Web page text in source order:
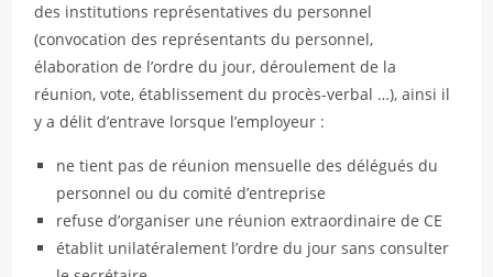
des institutions représentatives du personnel
(convocation des représentants du personnel,
élaboration de l’ordre du jour, déroulement de la
réunion, vote, établissement du procès-verbal …), ainsi il
y a délit d’entrave lorsque l’employeur :
ne tient pas de réunion mensuelle des délégués du
personnel ou du comité d’entreprise
refuse d’organiser une réunion extraordinaire de CE
établit unilatéralement l’ordre du jour sans consulter